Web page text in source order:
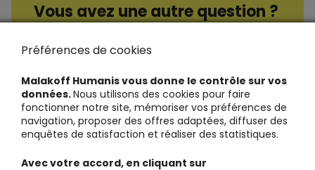
Vous avez une autre question ?
Consultez nos questions / réponses
Préférences de cookies
Malakoff Humanis vous donne le contrôle sur vos
données.Nous utilisons des cookies pour faire
fonctionner notre site, mémoriser vos préférences de
navigation, proposer des offres adaptées, diffuser des
enquêtes de satisfaction et réaliser des statistiques.
Avec votre accord, en cliquant sur